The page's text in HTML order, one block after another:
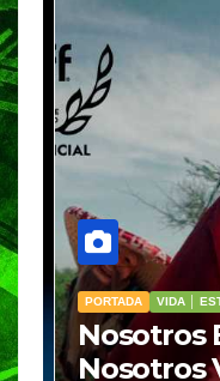
PORTADA VIDA │
Nosotros
Nosotros